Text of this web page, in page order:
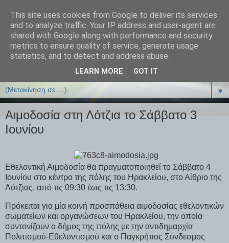
ΒΙΟΛΟΓΙΑonline.gr
Online Μαθήματα Βιολογίας
▼
Αιμοδοσία στη Λότζια το Σάββατο 3
Ιουνίου
Εθελοντική Αιμοδοσία θα πραγματοποιηθεί το Σάββατο 4
Ιουνίου στο κέντρο της πόλης του Ηρακλείου, στο Αίθριο της
Λότζιας, από τις 09:30 έως τις 13:30.
Πρόκειται για μία κοινή προσπάθεια αιμοδοσίας εθελοντικών
σωματείων και οργανώσεων του Ηρακλείου, την οποία
συντονίζουν ο δήμος της πόλης με την αντιδημαρχία
Πολιτισμού-Εθελοντισμού και ο Παγκρήτιος Σύνδεσμος
This site uses cookies from Google to deliver its services
and to analyze traffic. Your IP address and user-agent are
shared with Google along with performance and security
metrics to ensure quality of service, generate usage
statistics, and to detect and address abuse.
LEARN MORE GOT IT